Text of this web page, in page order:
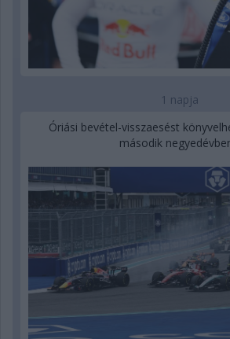
1 napja
Óriási bevétel-visszaesést
második